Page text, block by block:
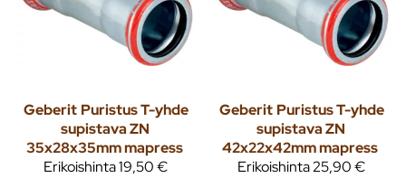
Geberit Puristus T-yhde
supistava ZN
35x28x35mm mapress
Erikoishinta19,50 €
Geberit Puristus T-yhde
supistava ZN
42x22x42mm mapress
Erikoishinta25,90 €